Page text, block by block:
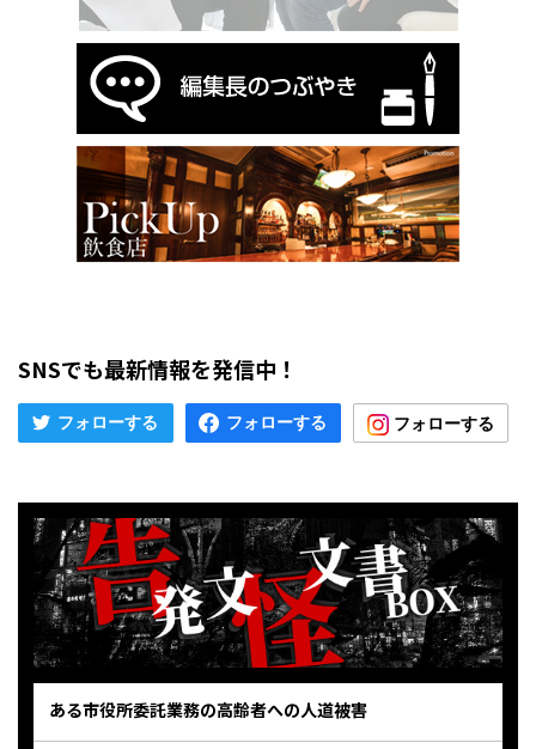
SNSでも最新情報を発信中！
ある市役所委託業務の高齢者への人道被害